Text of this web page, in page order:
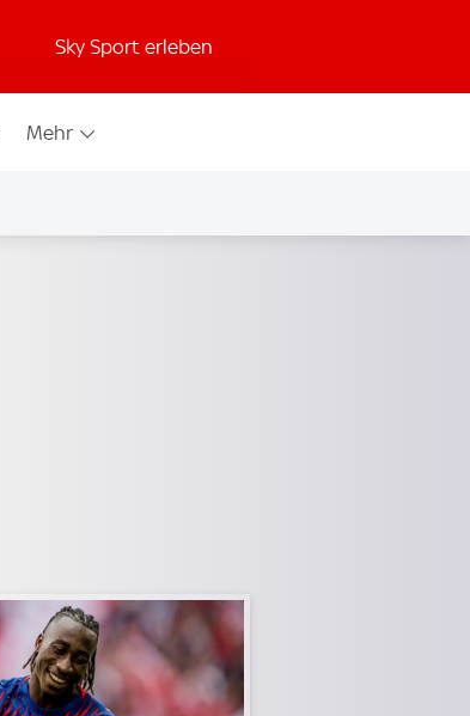
Sky Sport erleben
Mehr